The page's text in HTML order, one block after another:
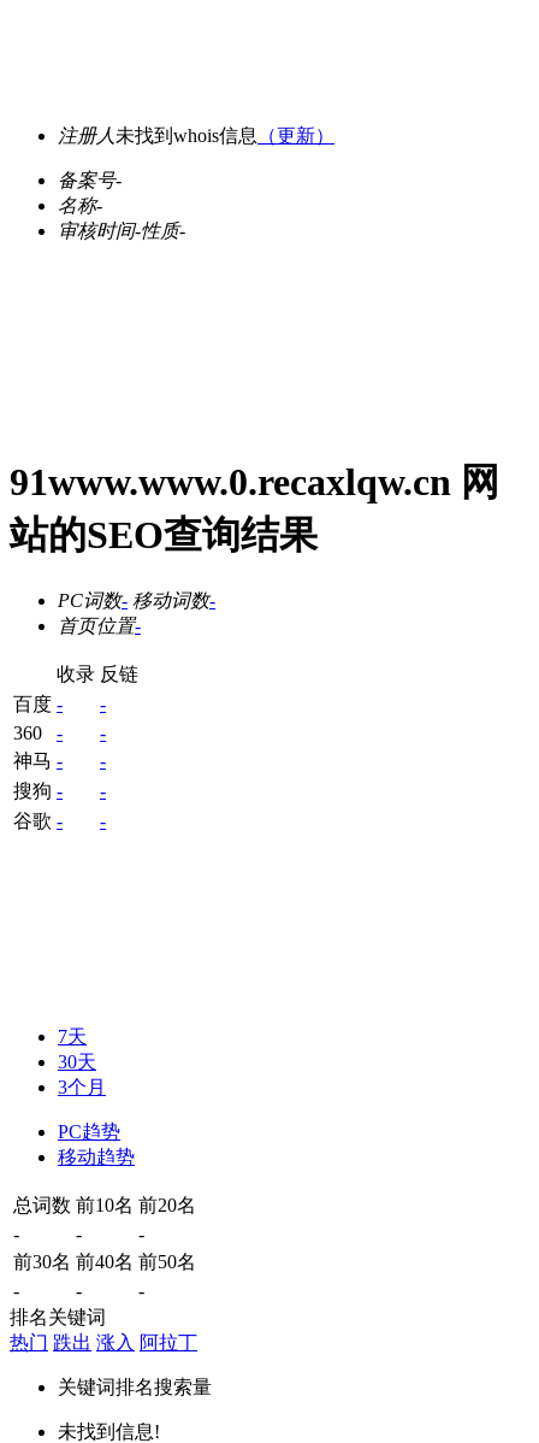
注册人 未找到whois信息 （更新）
备案号-
名称-
审核时间-性质-
91www.www.0.recaxlqw.cn 网
站的SEO查询结果
PC词数- 移动词数-
首页位置-
收录 反链
百度 -
-
360
-
-
神马 -
-
搜狗 -
-
谷歌 - -
7天
30天
3个月
PC趋势
移动趋势
总词数 前10名 前20名
-
-
-
前30名 前40名 前50名
-
-
-
排名关键词
热门 跌出 涨入 阿拉丁
关键词排名搜索量
未找到信息!